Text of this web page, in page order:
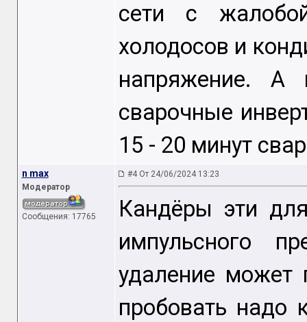
сети с
холодосов и
напряжение. А
сварочные
15 - 20 минут
n max
Модератор
Сообщения: 17765
#4 От 24/06/2024 13:23
Кандёры эти
импульсного
удаление может
пробовать надо